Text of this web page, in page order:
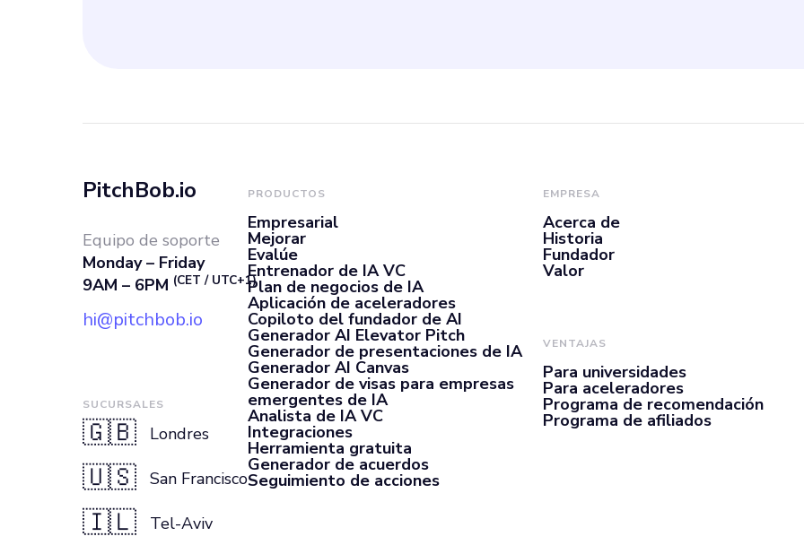
de documentación. 4. Garantice la
coherencia en todos los
5. Proporcionar
PitchBob.io
Equipo de soporte
Monday – Friday
9AM – 6PM (CET / UTC+1)
hi@pitchbob.io
SUCURSALES
🇬🇧 Londres
🇺🇸 San Francisco
🇮🇱 Tel-Aviv
PRODUCTOS
Empresarial
Mejorar
Evalúe
Entrenador de IA VC
Plan de negocios de IA
Aplicación de aceleradores
Copiloto del fundador de AI
Generador AI Elevator Pitch
Generador de presentaciones de IA
Generador AI Canvas
Generador de visas para empresas
emergentes de IA
Analista de IA VC
Integraciones
Herramienta gratuita
Generador de acuerdos
Seguimiento de acciones
EMPRESA
Acerca de
Historia
Fundador
Valor
VENTAJAS
Para universidades
Para aceleradores
Programa de recomendación
Programa de afiliados